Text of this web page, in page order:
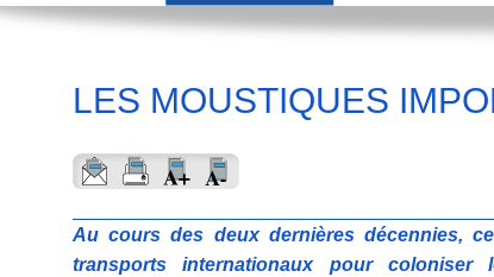
LES MOUSTIQUES
Au cours des deux dernières décennies,
transports internationaux pour